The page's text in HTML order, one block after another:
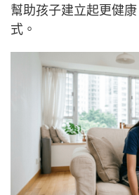
幫助孩子建立起更健
式。